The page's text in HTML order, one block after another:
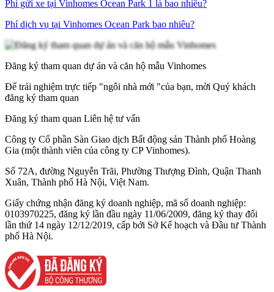
Phí gửi xe tại Vinhomes Ocean Park 1 là bao nhiêu?
Phí dịch vụ tại Vinhomes Ocean Park bao nhiêu?
Đăng ký tham quan dự án và căn hộ mẫu Vinhomes
Để trải nghiệm trực tiếp "ngôi nhà mới "của bạn, mời Quý khách
đăng ký tham quan
Đăng ký tham quan Liên hệ tư vấn
Công ty Cổ phần Sàn Giao dịch Bất động sản Thành phố Hoàng
Gia (một thành viên của công ty CP Vinhomes).
Số 72A, đường Nguyễn Trãi, Phường Thượng Đình, Quận Thanh
Xuân, Thành phố Hà Nội, Việt Nam.
Giấy chứng nhận đăng ký doanh nghiệp, mã số doanh nghiệp:
0103970225, đăng ký lần đầu ngày 11/06/2009, đăng ký thay đổi
lần thứ 14 ngày 12/12/2019, cấp bởi Sở Kế hoạch và Đầu tư Thành
phố Hà Nội.